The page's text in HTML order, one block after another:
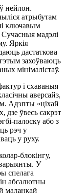
нейлон.
атрыбутам
ключавым
мадэлі
Яркія
дастаткова
захоўваюць
мінімалістаў.
і схаваныя
аверсайз,
Адэпты «ціхай
дзе ўвесь сакрэт
палоску або з
рэч у
у руху.
блокінгу,
У
спелага
абсалютны
маланкай